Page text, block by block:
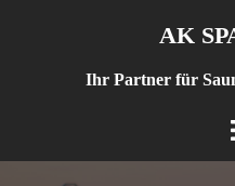
AK
Ihr Partner für